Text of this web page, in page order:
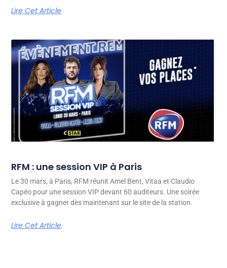
Lire Cet Article
RFM : une session VIP à Paris
Le 30 mars, à Paris, RFM réunit Amel Bent, Vitaa et Claudio
Capéo pour une session VIP devant 60 auditeurs. Une soirée
exclusive à gagner dès maintenant sur le site de la station.
Lire Cet Article